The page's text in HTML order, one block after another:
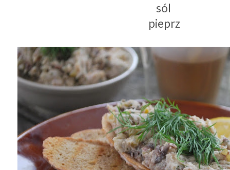
sól
pieprz